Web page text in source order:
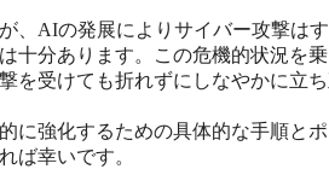
、AIの発展によりサイバー攻撃は
十分あります。この危機的状況を
を受けても折れずにしなやかに立ち
に強化するための具体的な手順と
ば幸いです。